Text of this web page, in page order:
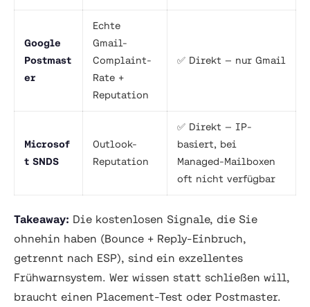
Google
Postmast
er
Echte
Gmail-
Complaint-
Rate +
Reputation
✅ Direkt — nur Gmail
Microsof
t SNDS
Outlook-
Reputation
✅ Direkt — IP-
basiert, bei
Managed-Mailboxen
oft nicht verfügbar
Takeaway: Die kostenlosen Signale, die Sie
ohnehin haben (Bounce + Reply-Einbruch,
getrennt nach ESP), sind ein exzellentes
Frühwarnsystem. Wer wissen statt schließen will,
braucht einen Placement-Test oder Postmaster.